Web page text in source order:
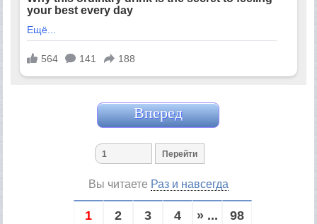
Вперед
Вы читаете Раз и навсегда
1 2 3 4 » ... 98